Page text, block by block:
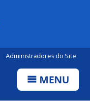
Administradores do Site
MENU